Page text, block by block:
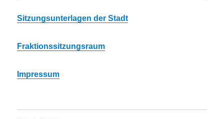
Sitzungsunterlagen der Stadt
Fraktionssitzungsraum
Impressum